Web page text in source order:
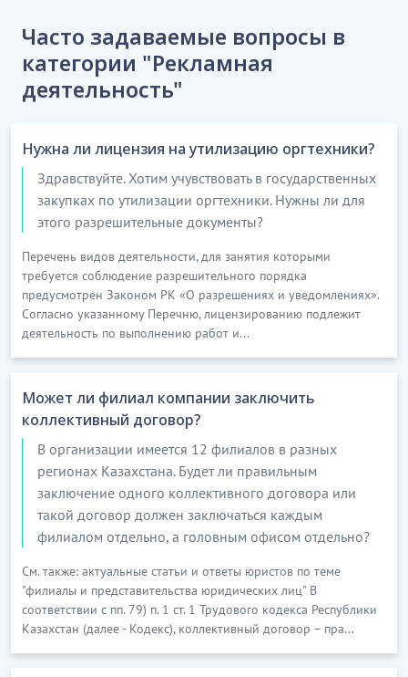
Часто задаваемые вопросы в
категории "Рекламная
деятельность"
Нужна ли лицензия на утилизацию оргтехники?
Здравствуйте. Хотим учувствовать в государственных
закупках по утилизации оргтехники. Нужны ли для
этого разрешительные документы?
Перечень видов деятельности, для занятия которыми
требуется соблюдение разрешительного порядка
предусмотрен Законом РК «О разрешениях и уведомлениях».
Согласно указанному Перечню, лицензированию подлежит
деятельность по выполнению работ и...
Может ли филиал компании заключить
коллективный договор?
В организации имеется 12 филиалов в разных
регионах Казахстана. Будет ли правильным
заключение одного коллективного договора или
такой договор должен заключаться каждым
филиалом отдельно, а головным офисом отдельно?
См. также: актуальные статьи и ответы юристов по теме
"филиалы и представительства юридических лиц" В
соответствии с пп. 79) п. 1 ст. 1 Трудового кодекса Республики
Казахстан (далее - Кодекс), коллективный договор – пра...